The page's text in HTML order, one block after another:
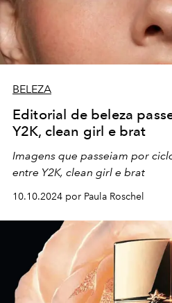
BELEZA
Editorial de beleza
Y2K, clean girl e brat
Imagens que passeiam por
entre Y2K, clean girl e brat
10.10.2024 por Paula Roschel